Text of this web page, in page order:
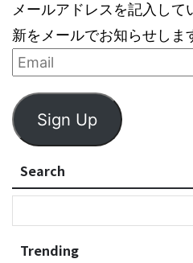
メールアドレスを記入し
新をメールでお知らせしま
Sign Up
Search
Trending